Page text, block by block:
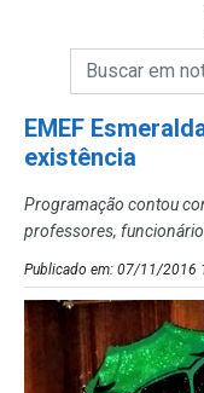
Campo
Campo de
EMEF
existência
Programação contou
professores,
Publicado em: 07/11/2016